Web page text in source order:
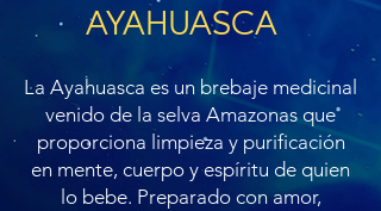
AYAHUASCA
La Ayahuasca es un brebaje medicinal
venido de la selva Amazonas que
proporciona limpieza y purificación
en mente, cuerpo y espíritu de quien
lo bebe. Preparado con amor,